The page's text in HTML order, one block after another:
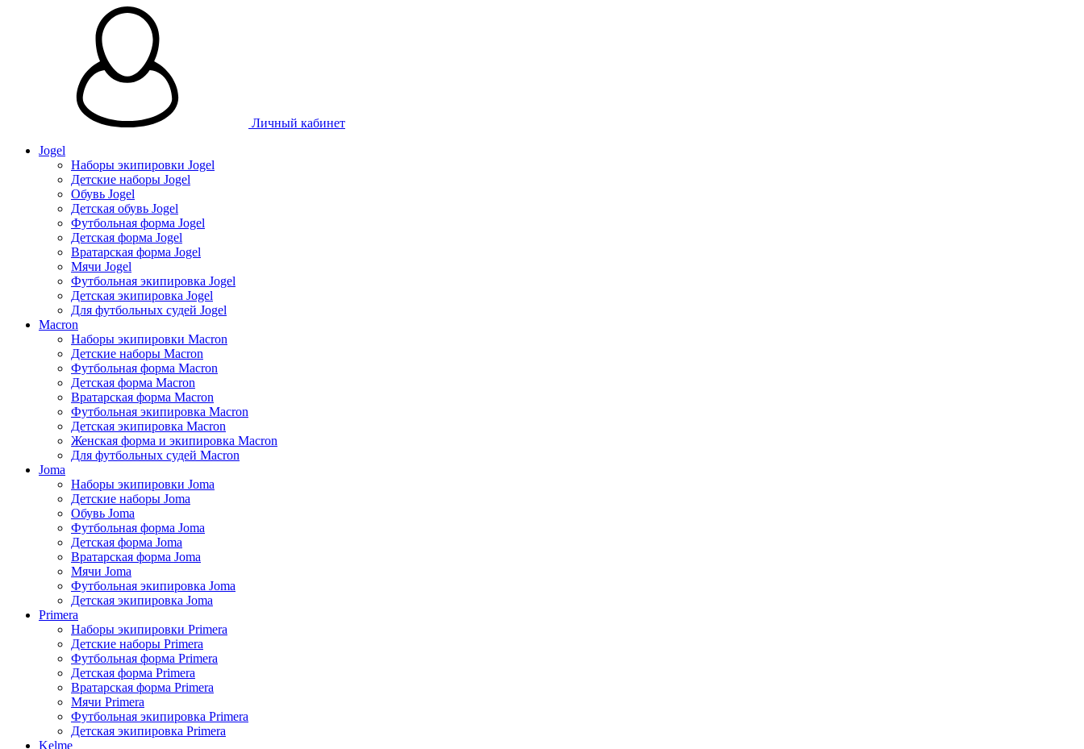
Личный кабинет
Jogel
Наборы экипировки Jogel
Детские наборы Jogel
Обувь Jogel
Детская обувь Jogel
Футбольная форма Jogel
Детская форма Jogel
Вратарская форма Jogel
Мячи Jogel
Футбольная экипировка Jogel
Детская экипировка Jogel
Для футбольных судей Jogel
Macron
Наборы экипировки Macron
Детские наборы Macron
Футбольная форма Macron
Детская форма Macron
Вратарская форма Macron
Футбольная экипировка Macron
Детская экипировка Macron
Женская форма и экипировка Macron
Для футбольных судей Macron
Joma
Наборы экипировки Joma
Детские наборы Joma
Обувь Joma
Футбольная форма Joma
Детская форма Joma
Вратарская форма Joma
Мячи Joma
Футбольная экипировка Joma
Детская экипировка Joma
Primera
Наборы экипировки Primera
Детские наборы Primera
Футбольная форма Primera
Детская форма Primera
Вратарская форма Primera
Мячи Primera
Футбольная экипировка Primera
Детская экипировка Primera
Kelme